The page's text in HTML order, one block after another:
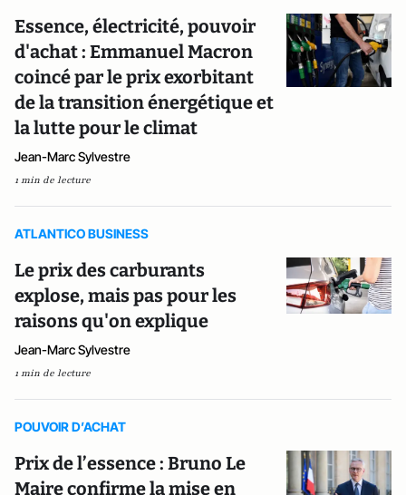
Essence, électricité, pouvoir
d'achat : Emmanuel Macron
coincé par le prix exorbitant
de la transition énergétique et
la lutte pour le climat
Jean-Marc Sylvestre
1 min de lecture
ATLANTICO BUSINESS
Le prix des carburants
explose, mais pas pour les
raisons qu'on explique
Jean-Marc Sylvestre
1 min de lecture
POUVOIR D’ACHAT
Prix de l’essence : Bruno Le
Maire confirme la mise en